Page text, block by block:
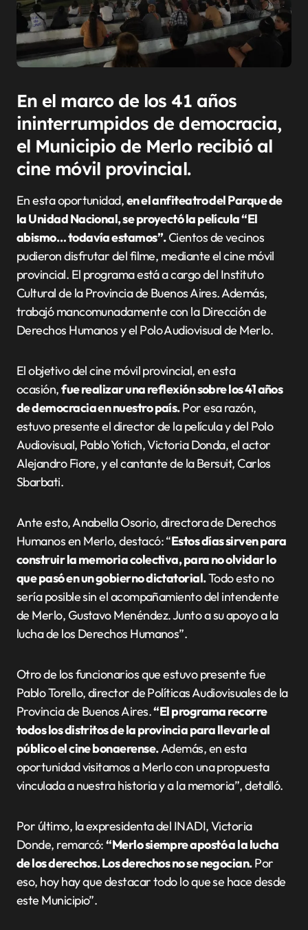
En el marco de los 41 años
ininterrumpidos de democracia,
el Municipio de Merlo recibió al
cine móvil provincial.
En esta oportunidad,en el anfiteatro del Parque de
la Unidad Nacional, se proyectó la película “El
abismo… todavía estamos”.Cientos de vecinos
pudieron disfrutar del filme, mediante el cine móvil
provincial. El programa está a cargo del Instituto
Cultural de la Provincia de Buenos Aires. Además,
trabajó mancomunadamente con la Dirección de
Derechos Humanos y el Polo Audiovisual de Merlo.
El objetivo del cine móvil provincial, en esta
ocasión,fue realizar una reflexión sobre los 41 años
de democracia en nuestro país.Por esa razón,
estuvo presente el director de la película y del Polo
Audiovisual, Pablo Yotich, Victoria Donda, el actor
Alejandro Fiore, y el cantante de la Bersuit, Carlos
Sbarbati.
Ante esto, Anabella Osorio, directora de Derechos
Humanos en Merlo, destacó: “Estos días sirven para
construir la memoria colectiva, para no olvidar lo
que pasó en un gobierno dictatorial.Todo esto no
sería posible sin el acompañamiento del intendente
de Merlo, Gustavo Menéndez. Junto a su apoyo a la
lucha de los Derechos Humanos”.
Otro de los funcionarios que estuvo presente fue
Pablo Torello, director de Políticas Audiovisuales de la
Provincia de Buenos Aires.“El programa recorre
todos los distritos de la provincia para llevarle al
público el cine bonaerense.Además, en esta
oportunidad visitamos a Merlo con una propuesta
vinculada a nuestra historia y a la memoria”, detalló.
Por último, la expresidenta del INADI, Victoria
Donde, remarcó:“Merlo siempre apostó a la lucha
de los derechos. Los derechos no se negocian.Por
eso, hoy hay que destacar todo lo que se hace desde
este Municipio”.